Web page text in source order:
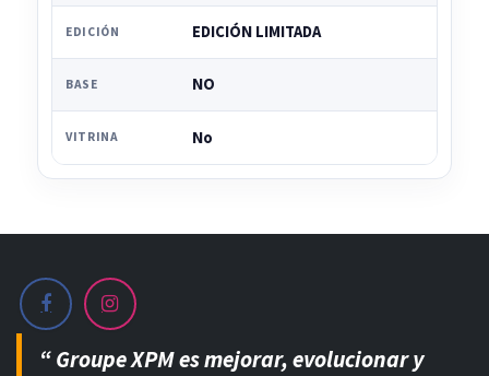
EDICIÓN EDICIÓN LIMITADA
BASE NO
VITRINA No
“ Groupe XPM es mejorar, evolucionar y